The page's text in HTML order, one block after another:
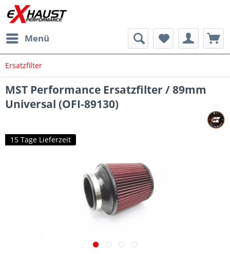
Menü
Ersatzfilter
MST Performance Ersatzfilter / 89mm
Universal (OFI-89130)
15 Tage Lieferzeit